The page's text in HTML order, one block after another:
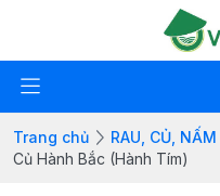
Trang chủ RAU, CỦ, NẤM
Củ Hành Bắc (Hành Tím)